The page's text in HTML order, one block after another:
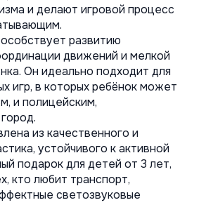
и делают игровой процесс
развитию
движений и мелкой
Он идеально подходит для
игр, в которых ребёнок может
и полицейским,
из качественного и
устойчивого к активной
подарок для детей от 3 лет,
кто любит транспорт,
светозвуковые